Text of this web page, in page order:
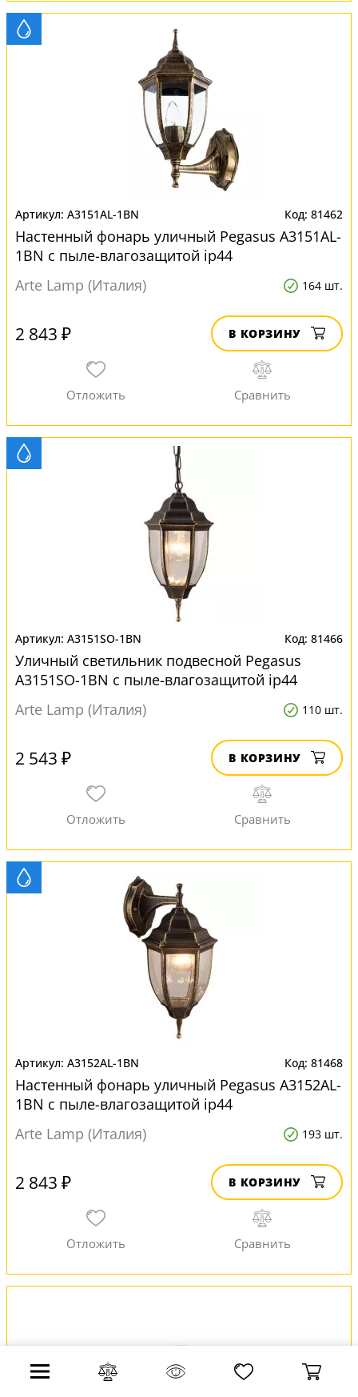
A3151AL-1BN 81462
Настенный фонарь уличный Pegasus A3151AL-
1BN с пыле-влагозащитой ip44
Arte Lamp (Италия)
164 шт.
2 843 ₽ В КОРЗИНУ
A3151SO-1BN 81466
Уличный светильник подвесной Pegasus
A3151SO-1BN с пыле-влагозащитой ip44
Arte Lamp (Италия)
110 шт.
2 543 ₽ В КОРЗИНУ
A3152AL-1BN 81468
Настенный фонарь уличный Pegasus A3152AL-
1BN с пыле-влагозащитой ip44
Arte Lamp (Италия)
193 шт.
2 843 ₽ В КОРЗИНУ